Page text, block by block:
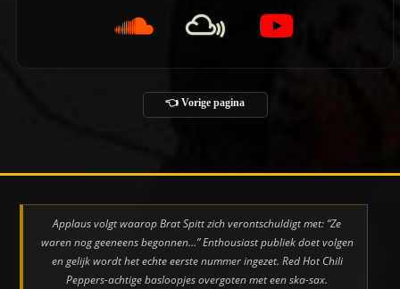
👈 Vorige pagina
Applaus volgt waarop Brat Spitt zich verontschuldigt met: “Ze
waren nog geeneens begonnen…” Enthousiast publiek doet volgen
en gelijk wordt het echte eerste nummer ingezet. Red Hot Chili
Peppers-achtige basloopjes overgoten met een ska-sax.